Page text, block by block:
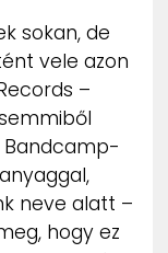
sokan, de
vele azon
–
Bandcamp-
neve alatt –
hogy ez